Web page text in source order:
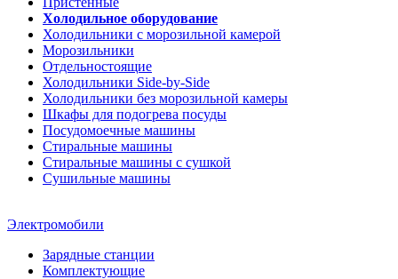
Холодильное оборудование
Холодильники с морозильной камерой
Морозильники
Отдельностоящие
Холодильники Side-by-Side
Холодильники без морозильной камеры
Шкафы для подогрева посуды
Посудомоечные машины
Стиральные машины
Стиральные машины c сушкой
Сушильные машины
Электромобили
Зарядные станции
Комплектующие